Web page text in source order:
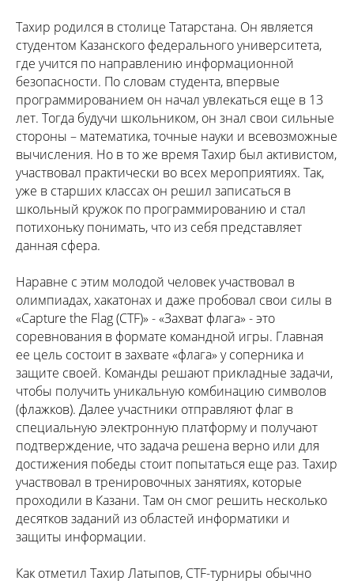
Тахир родился в столице Татарстана. Он является
студентом Казанского федерального университета,
где учится по направлению информационной
безопасности. По словам студента, впервые
программированием он начал увлекаться еще в 13
лет. Тогда будучи школьником, он знал свои сильные
стороны – математика, точные науки и всевозможные
вычисления. Но в то же время Тахир был активистом,
участвовал практически во всех мероприятиях. Так,
уже в старших классах он решил записаться в
школьный кружок по программированию и стал
потихоньку понимать, что из себя представляет
данная сфера.
Наравне с этим молодой человек участвовал в
олимпиадах, хакатонах и даже пробовал свои силы в
«Capture the Flag (CTF)» - «Захват флага» - это
соревнования в формате командной игры. Главная
ее цель состоит в захвате «флага» у соперника и
защите своей. Команды решают прикладные задачи,
чтобы получить уникальную комбинацию символов
(флажков). Далее участники отправляют флаг в
специальную электронную платформу и получают
подтверждение, что задача решена верно или для
достижения победы стоит попытаться еще раз. Тахир
участвовал в тренировочных занятиях, которые
проходили в Казани. Там он смог решить несколько
десятков заданий из областей информатики и
защиты информации.
Как отметил Тахир Латыпов, CTF-турниры обычно